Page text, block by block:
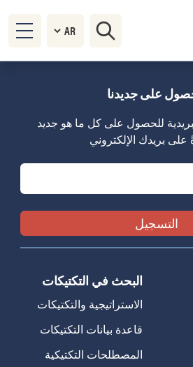
على جديدنا
للحصول على كل ما هو جديد
بريدك الإلكتروني
البحث في التكتيكات
الاستراتيجية والتكتيكات
قاعدة بيانات التكتيكات
المصطلحات التكتيكية